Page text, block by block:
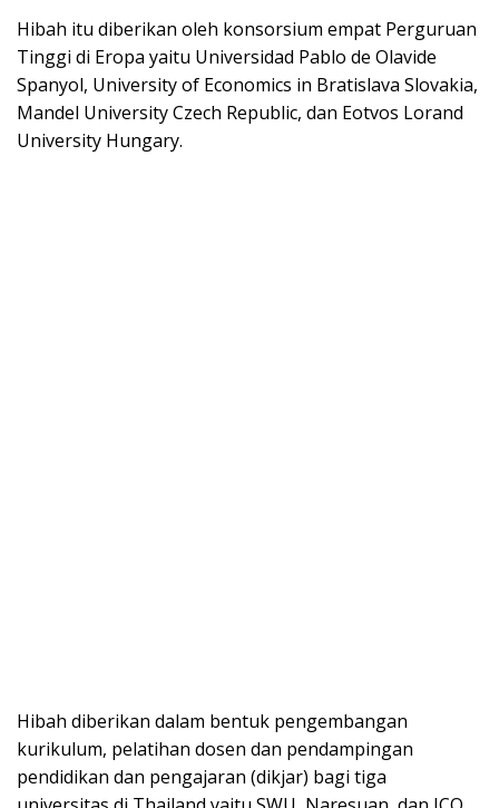
Hibah itu diberikan oleh konsorsium empat Perguruan
Tinggi di Eropa yaitu Universidad Pablo de Olavide
Spanyol, University of Economics in Bratislava Slovakia,
Mandel University Czech Republic, dan Eotvos Lorand
University Hungary.
Hibah diberikan dalam bentuk pengembangan
kurikulum, pelatihan dosen dan pendampingan
pendidikan dan pengajaran (dikjar) bagi tiga